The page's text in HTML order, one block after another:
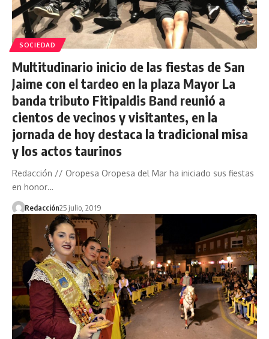
SOCIEDAD
Multitudinario inicio de las fiestas de San
Jaime con el tardeo en la plaza Mayor La
banda tributo Fitipaldis Band reunió a
cientos de vecinos y visitantes, en la
jornada de hoy destaca la tradicional misa
y los actos taurinos
Redacción // Oropesa Oropesa del Mar ha iniciado sus fiestas
en honor…
Redacción25 julio, 2019